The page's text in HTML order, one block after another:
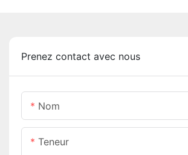
Prenez contact avec nous
Nom
Teneur